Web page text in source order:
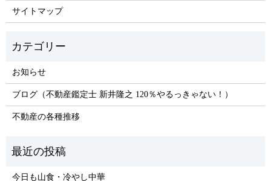
サイトマップ
お知らせ
ブログ（不動産鑑定士 新井隆之 120％やるっきゃない！）
不動産の各種推移
今日も山食・冷やし中華